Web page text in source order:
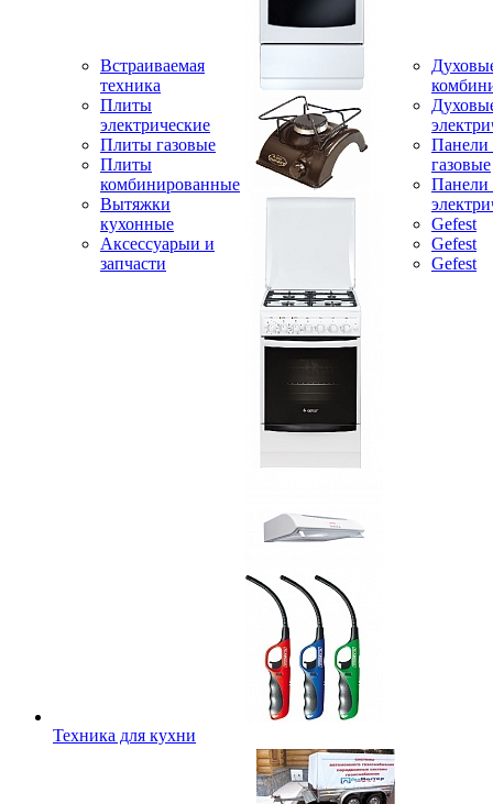
Встраиваемая
техника
Плиты
электрические
Плиты газовые
Плиты
комбинированные
Вытяжки
кухонные
Аксессуарыи и
запчасти
Панели
газовые
Панели
Gefest
Gefest
Gefest
Техника для кухни